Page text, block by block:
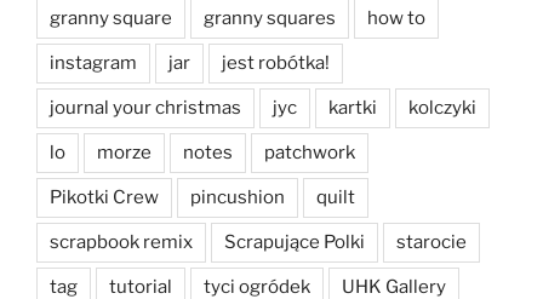
granny square granny squares how to
instagram jar jest robótka!
journal your christmas jyc kartki kolczyki
lo morze notes patchwork
Pikotki Crew pincushion quilt
scrapbook remix Scrapujące Polki starocie
tag tutorial tyci ogródek UHK Gallery